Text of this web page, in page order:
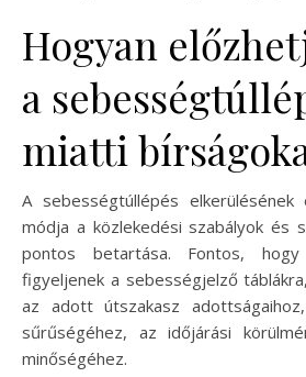
Hogyan
a
miatti
A sebességtúllépés elkerülésének
módja a közlekedési szabályok és
pontos betartása. Fontos,
figyeljenek a sebességjelző
az adott útszakasz
sűrűségéhez, az időjárási
minőségéhez.